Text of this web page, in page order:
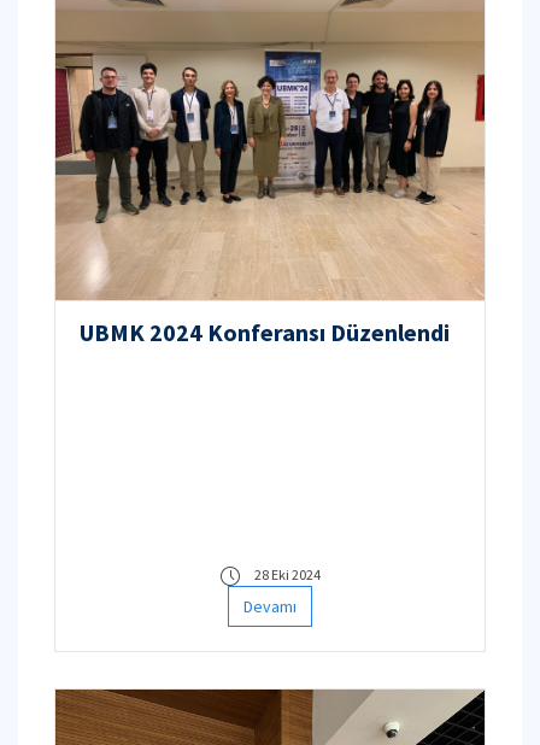
UBMK 2024 Konferansı Düzenlendi
28 Eki 2024
Devamı